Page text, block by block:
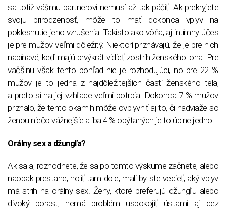
sa totiž vášmu partnerovi nemusí až tak páčiť. Ak prekryjete
svoju prirodzenosť, môže to mať dokonca vplyv na
poklesnutie jeho vzrušenia. Takisto ako vôňa, aj intímny účes
je pre mužov veľmi dôležitý. Niektorí priznávajú, že je pre nich
napínavé, keď majú prvýkrát vidieť zostrih ženského lona. Pre
väčšinu však tento pohľad nie je rozhodujúci, no pre 22 %
mužov je to jedna z najdôležitejších častí ženského tela,
a preto si na jej vzhľade veľmi potrpia. Dokonca 7 % mužov
priznalo, že tento okamih môže ovplyvniť aj to, či nadviaže so
ženou niečo vážnejšie a iba 4 % opýtaných je to úplne jedno.
Orálny sex a džungľa?
Ak sa aj rozhodnete, že sa po tomto výskume začnete, alebo
naopak prestane, holiť tam dole, mali by ste vedieť, aký vplyv
má strih na orálny sex. Ženy, ktoré preferujú džungľu alebo
divoký porast, nemá problém uspokojiť ústami aj cez